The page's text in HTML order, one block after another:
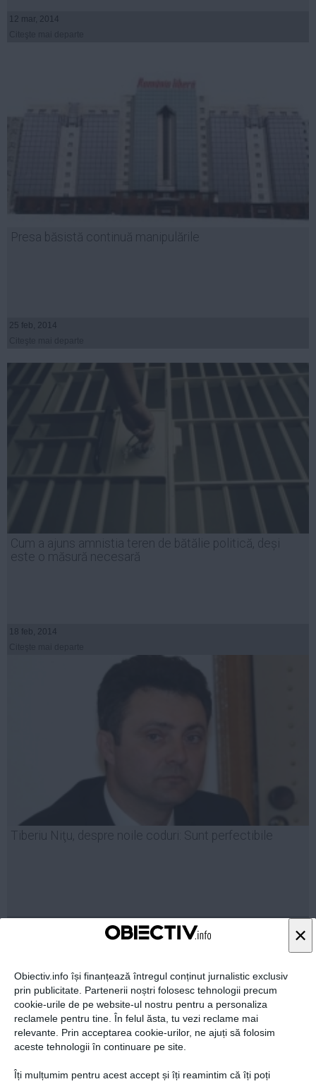
×
Obiectiv.info își finanțează întregul conținut jurnalistic exclusiv
prin publicitate. Partenerii noștri folosesc tehnologii precum
cookie-urile de pe website-ul nostru pentru a personaliza
reclamele pentru tine. În felul ăsta, tu vezi reclame mai
relevante. Prin acceptarea cookie-urilor, ne ajuți să folosim
aceste tehnologii în continuare pe site.
Îți mulțumim pentru acest accept și îți reamintim că îți poți
12 mar, 2014
Presa băsistă continuă manipulările
25 feb, 2014
Cum a ajuns amnistia teren de bătălie politică, deși
este o măsură necesară
18 feb, 2014
Tiberiu Niţu, despre noile coduri: Sunt perfectibile